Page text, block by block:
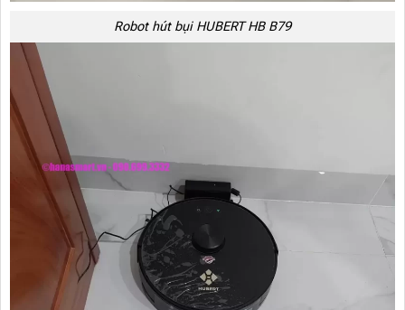
Robot hút bụi HUBERT HB B79